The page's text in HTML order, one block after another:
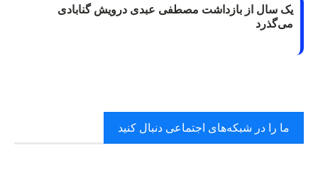
یک سال از بازداشت مصطفی عبدی درویش گنابادی
می‌گذرد
ما را در شبکه‌های اجتماعی دنبال کنید